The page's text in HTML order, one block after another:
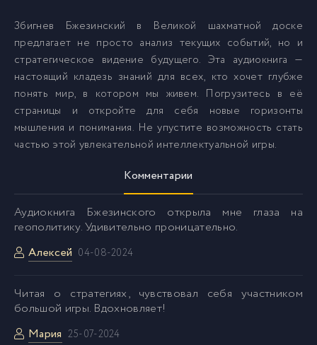
32 032
33 033
36 036
38 038
Збигнев Бжезинский в Великой шахматной доске
предлагает не просто анализ текущих событий, но и
стратегическое видение будущего. Эта аудиокнига —
настоящий кладезь знаний для всех, кто хочет глубже
понять мир, в котором мы живем. Погрузитесь в её
страницы и откройте для себя новые горизонты
мышления и понимания. Не упустите возможность стать
частью этой увлекательной интеллектуальной игры.
Комментарии
Аудиокнига Бжезинского открыла мне глаза на
геополитику. Удивительно проницательно.
Алексей 04-08-2024
Читая о стратегиях, чувствовал себя участником
большой игры. Вдохновляет!
Мария 25-07-2024